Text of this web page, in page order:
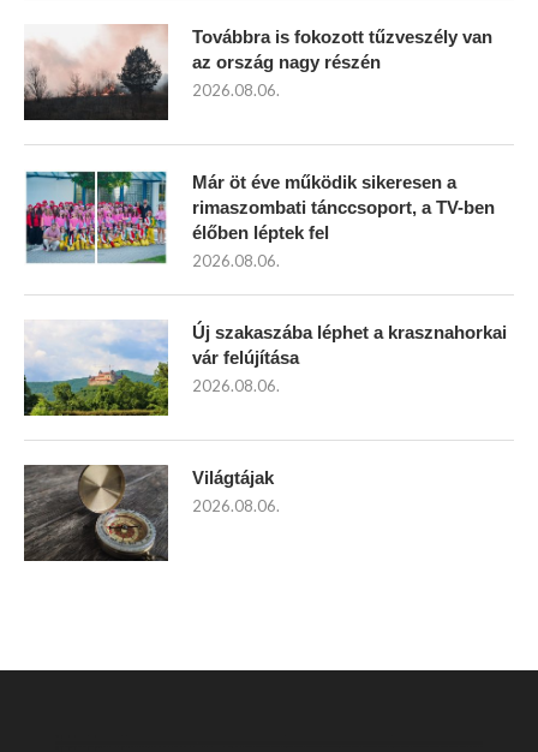
Továbbra is fokozott tűzveszély van
az ország nagy részén
2026.08.06.
Már öt éve működik sikeresen a
rimaszombati tánccsoport, a TV-ben
élőben léptek fel
2026.08.06.
Új szakaszába léphet a krasznahorkai
vár felújítása
2026.08.06.
Világtájak
2026.08.06.